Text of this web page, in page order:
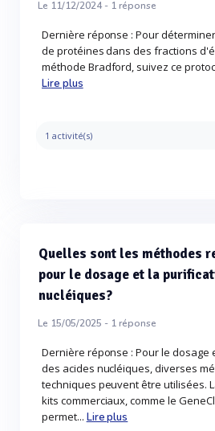
Le 11/12/2024 - 1réponse
Dernière réponse : Pour
de protéines dans des fractions
méthode Bradford, suivez ce
Lire plus
1 activité(s)
Quelles sont les méthodes
pour le dosage et la
nucléiques?
Le 15/05/2025 - 1réponse
Dernière réponse : Pour le dosage
des acides nucléiques, diverses
techniques peuvent être utilisées.
kits commerciaux, comme le
permet... Lire plus